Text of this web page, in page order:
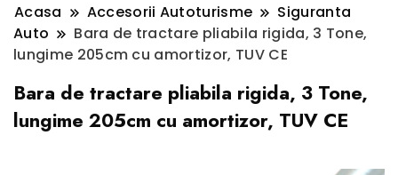
Acasa Accesorii Autoturisme
Siguranta
Auto
Bara de tractare pliabila rigida, 3 Tone,
lungime 205cm cu amortizor, TUV CE
Bara de tractare pliabila rigida, 3 Tone,
lungime 205cm cu amortizor, TUV CE